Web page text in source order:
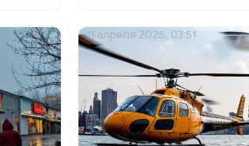
11 апреля 2025, 03:51